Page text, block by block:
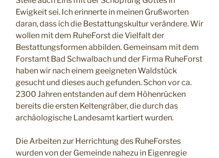
Ewigkeit sei. Ich erinnerte in meinen Grußworten
daran, dass ich die Bestattungskultur verändere. Wir
wollen mit dem RuheForst die Vielfalt der
Bestattungsformen abbilden. Gemeinsam mit dem
Forstamt Bad Schwalbach und der Firma RuheForst
haben wir nach einem geeigneten Waldstück
gesucht und dieses auch gefunden. Schon vor ca.
2300 Jahren entstanden auf dem Höhenrücken
bereits die ersten Keltengräber, die durch das
archäologische Landesamt kartiert wurden.
Die Arbeiten zur Herrichtung des RuheForstes
wurden von der Gemeinde nahezu in Eigenregie